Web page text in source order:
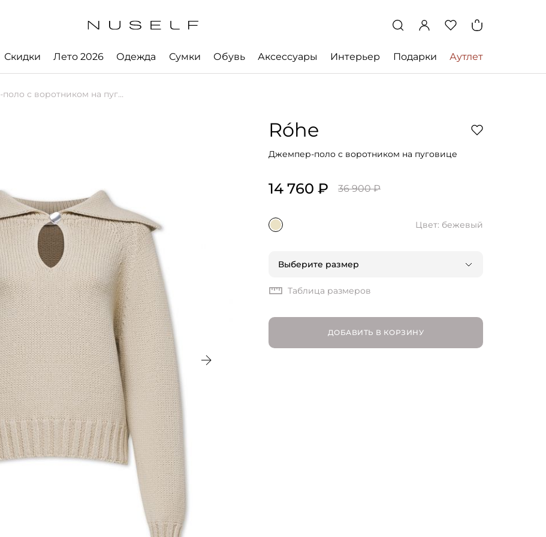
Скидки Лето 2026 Одежда Сумки Обувь Аксессуары Интерьер Подарки Аутлет
с воротником на пуговице
Róhe
Джемпер-поло с воротником на пуговице
14 760 ₽ 36 900 ₽
Цвет: бежевый
Выберите размер
FR 34 | RU 40
FR 36 | RU 42
Таблица размеров
ДОБАВИТЬ В КОРЗИНУ